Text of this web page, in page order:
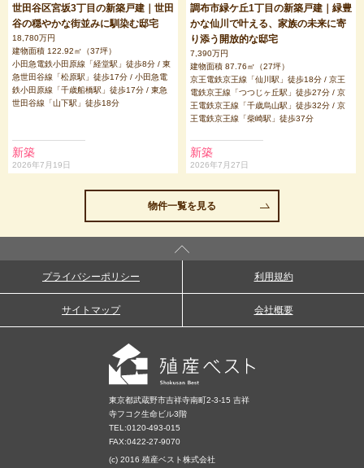
世田谷区宮坂3丁目の新築戸建｜世田
谷の穏やかな街並みに馴染む邸宅
18,780万円
建物面積 122.92㎡（37坪）
小田急電鉄小田原線「経堂駅」徒歩8分 / 東
急世田谷線「松原駅」徒歩17分 / 小田急電
鉄小田原線「千歳船橋駅」徒歩17分 / 東急
世田谷線「山下駅」徒歩18分
新築
2026年7月19日
調布市緑ケ丘1丁目の新築戸建｜緑豊
かな仙川で叶える、家族の未来に寄
り添う開放的な邸宅
7,390万円
建物面積 87.76㎡（27坪）
京王電鉄京王線「仙川駅」徒歩18分 / 京王
電鉄京王線「つつじヶ丘駅」徒歩27分 / 京
王電鉄京王線「千歳烏山駅」徒歩32分 / 京
王電鉄京王線「柴崎駅」徒歩37分
新築
2026年7月27日
物件一覧を見る
プライバシーポリシー 利用規約
サイトマップ 会社概要
東京都武蔵野市吉祥寺南町2-3-15 吉祥
寺フコク生命ビル3階
TEL:0120-493-015
FAX:0422-27-9070
(c) 2016 殖産ベスト株式会社